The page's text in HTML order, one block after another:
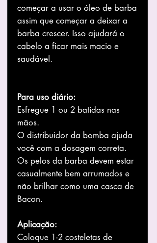
começar a usar o óleo de barba
assim que começar a deixar a
barba crescer. Isso ajudará o
cabelo a ficar mais macio e
saudável.
Para uso diário:
Esfregue 1 ou 2 batidas nas
mãos.
O distribuidor da bomba ajuda
você com a dosagem correta.
Os pelos da barba devem estar
casualmente bem arrumados e
não brilhar como uma casca de
Bacon.
Aplicação:
Coloque 1-2 costeletas de